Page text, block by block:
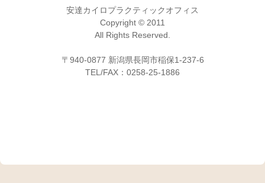
安達カイロプラクティックオフィス
Copyright © 2011
All Rights Reserved.
〒940-0877 新潟県長岡市稲保1-237-6
TEL/FAX：0258-25-1886